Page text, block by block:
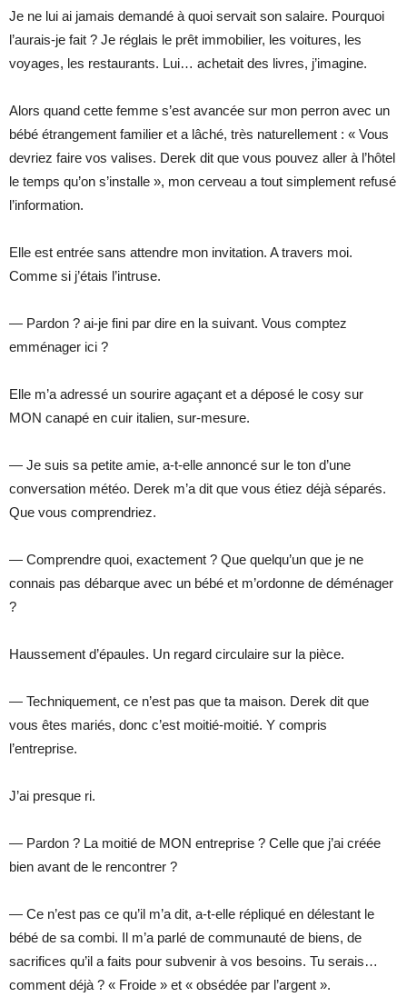
Je ne lui ai jamais demandé à quoi servait son salaire. Pourquoi
l’aurais-je fait ? Je réglais le prêt immobilier, les voitures, les
voyages, les restaurants. Lui… achetait des livres, j’imagine.
Alors quand cette femme s’est avancée sur mon perron avec un
bébé étrangement familier et a lâché, très naturellement : « Vous
devriez faire vos valises. Derek dit que vous pouvez aller à l’hôtel
le temps qu’on s’installe », mon cerveau a tout simplement refusé
l’information.
Elle est entrée sans attendre mon invitation. A travers moi.
Comme si j’étais l’intruse.
— Pardon ? ai-je fini par dire en la suivant. Vous comptez
emménager ici ?
Elle m’a adressé un sourire agaçant et a déposé le cosy sur
MON canapé en cuir italien, sur-mesure.
— Je suis sa petite amie, a-t-elle annoncé sur le ton d’une
conversation météo. Derek m’a dit que vous étiez déjà séparés.
Que vous comprendriez.
— Comprendre quoi, exactement ? Que quelqu’un que je ne
connais pas débarque avec un bébé et m’ordonne de déménager
?
Haussement d’épaules. Un regard circulaire sur la pièce.
— Techniquement, ce n’est pas que ta maison. Derek dit que
vous êtes mariés, donc c’est moitié-moitié. Y compris
l’entreprise.
J’ai presque ri.
— Pardon ? La moitié de MON entreprise ? Celle que j’ai créée
bien avant de le rencontrer ?
— Ce n’est pas ce qu’il m’a dit, a-t-elle répliqué en délestant le
bébé de sa combi. Il m’a parlé de communauté de biens, de
sacrifices qu’il a faits pour subvenir à vos besoins. Tu serais…
comment déjà ? « Froide » et « obsédée par l’argent ».